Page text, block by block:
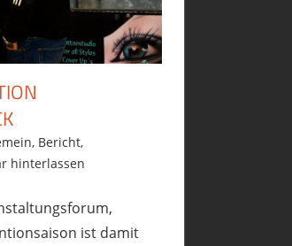
, Bericht,
hinterlassen
ist damit